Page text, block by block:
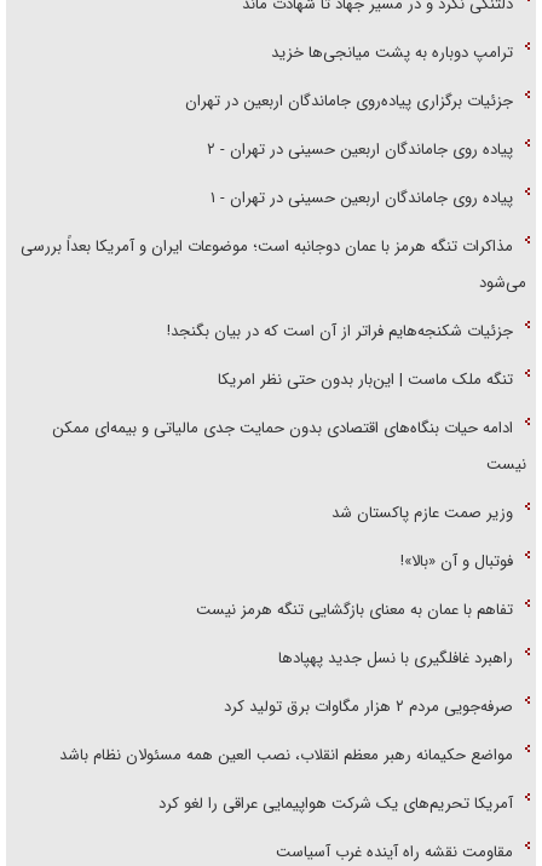
ترامپ دوباره به پشت میانجی‌ها خزید
جزئیات برگزاری پیاده‌روی جاماندگان اربعین در تهران
پیاده روی جاماندگان اربعین حسینی در تهران - ۲
پیاده روی جاماندگان اربعین حسینی در تهران - ۱
مذاکرات تنگه هرمز با عمان دوجانبه است؛ موضوعات ایران و آمریکا بعداً بررسی
می‌شود
جزئیات شکنجه‌هایم فراتر از آن است که در بیان بگنجد!
تنگه ملک ماست | این‌بار بدون حتی نظر امریکا
ادامه حیات بنگاه‌های اقتصادی بدون حمایت جدی مالیاتی و بیمه‌ای ممکن
نیست
وزیر صمت عازم پاکستان شد
فوتبال و آن «بالا»!
تفاهم با عمان به معنای بازگشایی تنگه هرمز نیست
راهبرد غافلگیری با نسل جدید پهپاد‌ها
صرفه‌جویی مردم ۲ هزار مگاوات برق تولید کرد
مواضع حکیمانه رهبر معظم انقلاب، نصب العین همه مسئولان نظام باشد
آمریکا تحریم‌های یک شرکت هواپیمایی عراقی را لغو کرد
مقاومت نقشه راه آینده غرب آسیاست